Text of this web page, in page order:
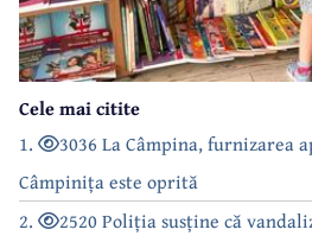
Cele mai citite
1.
3036 La Câmpina, furnizarea
Câmpinița este oprită
2.
2520 Poliția susține că